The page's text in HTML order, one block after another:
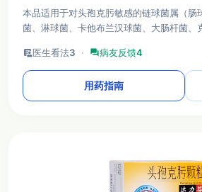
本品适用于对头孢克肟敏感的链球菌属（肠
菌、淋球菌、卡他布兰汉球菌、大肠杆菌、
clinical_notes医生看法3 · forum病友反馈4
用药指南